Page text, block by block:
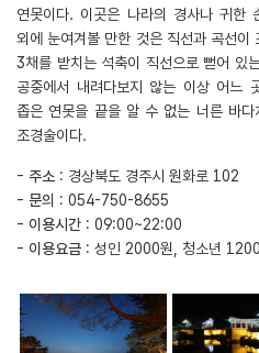
연못이다. 이곳은 나라의 경사나 귀한
외에 눈여겨볼 만한 것은 직선과 곡선이
3채를 받치는 석축이 직선으로 뻗어 있
공중에서 내려다보지 않는 이상 어느
좁은 연못을 끝을 알 수 없는 너른 바
조경술이다.
- 주소 : 경상북도 경주시 원화로 102
- 문의 : 054-750-8655
- 이용시간 : 09:00~22:00
- 이용요금 : 성인 2000원, 청소년